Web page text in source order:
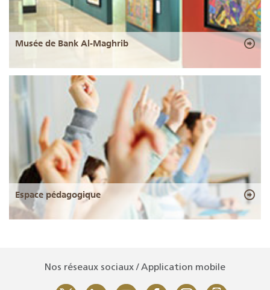
Musée de Bank Al-Maghrib
Espace pédagogique
Nos réseaux sociaux / Application mobile